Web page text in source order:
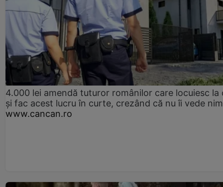
4.000 lei amendă tuturor românilor care locuiesc la
și fac acest lucru în curte, crezând că nu îi vede
www.cancan.ro